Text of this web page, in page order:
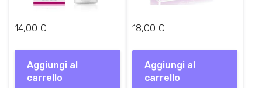
14,00 €
Aggiungi al
carrello
18,00 €
Aggiungi al
carrello